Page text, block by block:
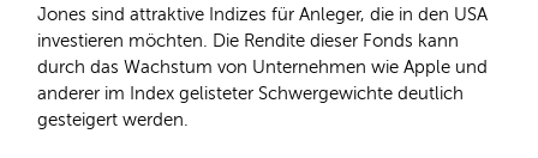
Jones sind attraktive Indizes für Anleger, die in den USA
investieren möchten. Die Rendite dieser Fonds kann
durch das Wachstum von Unternehmen wie Apple und
anderer im Index gelisteter Schwergewichte deutlich
gesteigert werden.